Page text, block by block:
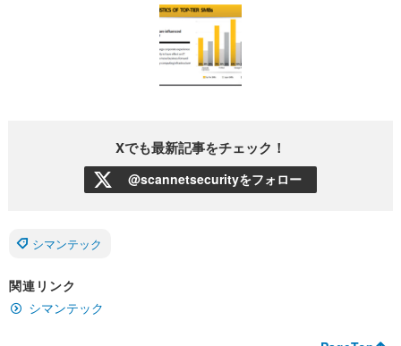
Xでも最新記事をチェック！
@scannetsecurityをフォロー
シマンテック
関連リンク
シマンテック